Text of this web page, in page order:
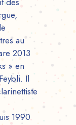
au
2013
» en
Il
1990